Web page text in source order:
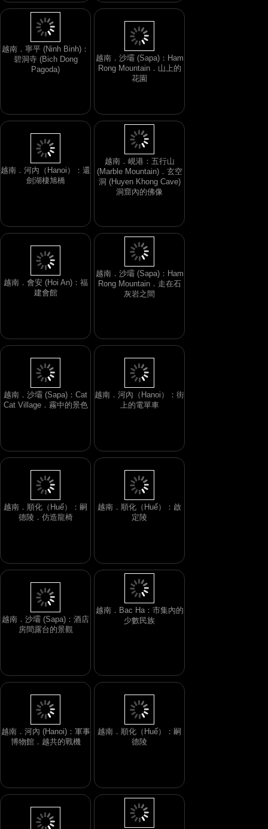
越南．寧平 (Ninh Binh)：
碧洞寺 (Bich Dong
Pagoda)
越南．沙壩 (Sapa)：Ham
Rong Mountain．山上的
花園
越南．河內（Hanoi）：還
劍湖棲旭橋
越南．峴港：五行山
(Marble Mountain)．玄空
洞 (Huyen Khong Cave)
洞窟內的佛像
越南．會安 (Hoi An)：福
建會館
越南．沙壩 (Sapa)：Ham
Rong Mountain．走在石
灰岩之間
越南．沙壩 (Sapa)：Cat
Cat Village．霧中的景色
越南．河內（Hanoi）：街
上的電單車
越南．順化（Huế）：嗣
德陵．仿造龍椅
越南．順化（Huế）：啟
定陵
越南．沙壩 (Sapa)：酒店
房間露台的景觀
越南．Bac Ha：市集內的
少數民族
越南．河內 (Hanoi)：軍事
博物館．越共的戰機
越南．順化（Huế）：嗣
德陵